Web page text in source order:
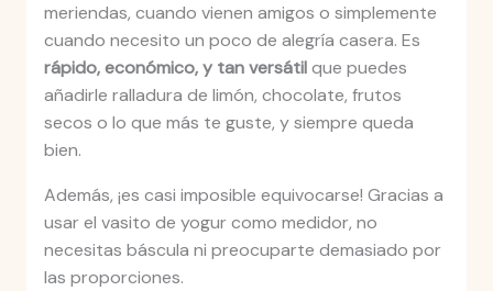
meriendas, cuando vienen amigos o simplemente
cuando necesito un poco de alegría casera. Es
rápido, económico, y tan versátilque puedes
añadirle ralladura de limón, chocolate, frutos
secos o lo que más te guste, y siempre queda
bien.
Además, ¡es casi imposible equivocarse! Gracias a
usar el vasito de yogur como medidor, no
necesitas báscula ni preocuparte demasiado por
las proporciones.